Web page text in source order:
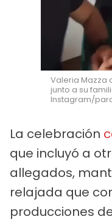
Valeria Mazza
junto a su
Instagram/
La celebración
que incluyó a
allegados,
relajada que
producciones